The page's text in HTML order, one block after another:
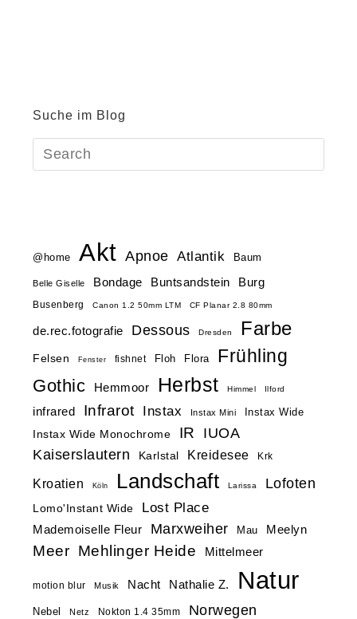
Suche im Blog
@home Akt Apnoe Atlantik Baum
Belle Giselle Bondage Buntsandstein Burg
Busenberg Canon 1.2 50mm LTM CF Planar 2.8 80mm
de.rec.fotografie Dessous Dresden Farbe
Felsen Fenster fishnet Floh Flora Frühling
Gothic Hemmoor Herbst Himmel Ilford
infrared Infrarot Instax Instax Mini
Instax Wide
Instax Wide Monochrome
IR
IUOA
Kaiserslautern
Karlstal Kreidesee Krk
Kroatien Köln Landschaft Larissa Lofoten
Lomo'Instant Wide Lost Place
Mademoiselle Fleur Marxweiher Mau Meelyn
Meer Mehlinger Heide Mittelmeer
motion blur Musik Nacht Nathalie Z. Natur
Nebel Netz Nokton 1.4 35mm Norwegen